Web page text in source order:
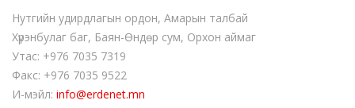
Нутгийн удирдлагын ордон, Амарын талбай
Хүрэнбулаг баг, Баян-Өндөр сум, Орхон аймаг
Утас: +976 7035 7319
Факс: +976 7035 9522
И-мэйл: info@erdenet.mn